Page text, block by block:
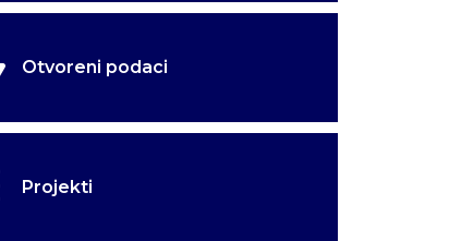
Otvoreni podaci
Projekti